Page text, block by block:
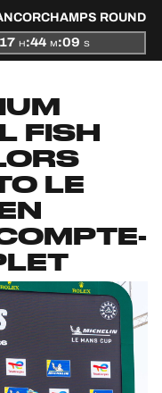
ROUND
17 H:44 M:08 S
FISH
LE